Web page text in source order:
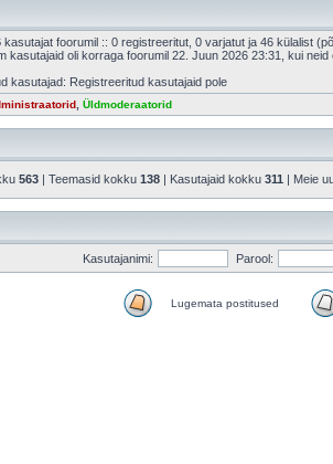
kasutajat foorumil :: 0 registreeritut, 0 varjatut ja 46 külalist
kasutajaid oli korraga foorumil 22. Juun 2026 23:31, kui neid
kasutajad: Registreeritud kasutajaid pole
Üldmoderaatorid
563 | Teemasid kokku 138 | Kasutajaid kokku 311 | Meie
Kasutajanimi: Parool:
Lugemata postitused